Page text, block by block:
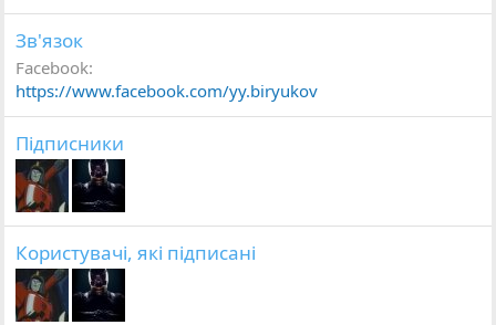
Зв'язок
Facebook
https://www.facebook.com/yy.biryukov
Підписники
Користувачі, які підписані